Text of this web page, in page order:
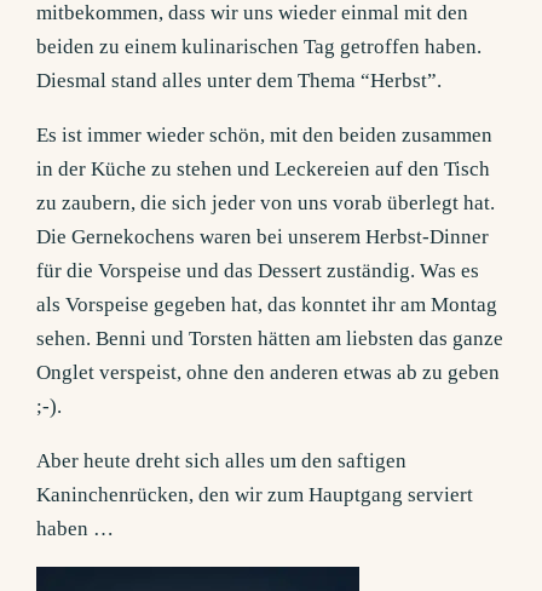
mitbekommen, dass wir uns wieder einmal mit den
beiden zu einem kulinarischen Tag getroffen haben.
Diesmal stand alles unter dem Thema “Herbst”.
Es ist immer wieder schön, mit den beiden zusammen
in der Küche zu stehen und Leckereien auf den Tisch
zu zaubern, die sich jeder von uns vorab überlegt hat.
Die Gernekochens waren bei unserem Herbst-Dinner
für die Vorspeise und das Dessert zuständig. Was es
als Vorspeise gegeben hat, das konntet ihr am Montag
sehen. Benni und Torsten hätten am liebsten das ganze
Onglet verspeist, ohne den anderen etwas ab zu geben
;-).
Aber heute dreht sich alles um den saftigen
Kaninchenrücken, den wir zum Hauptgang serviert
haben …